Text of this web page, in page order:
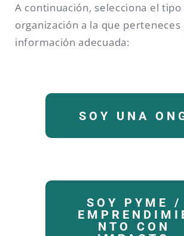
A continuación, selecciona el tipo
organización a la que
información adecuada:
SOY UNA
SOY PYME /
NTO CON